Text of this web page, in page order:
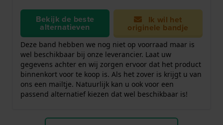
Bekijk de beste
alternatieven
Ik wil het
originele bandje
Deze band hebben we nog niet op voorraad maar is
wel beschikbaar bij onze leverancier. Laat uw
gegevens achter en wij zorgen ervoor dat het product
binnenkort voor te koop is. Als het zover is krijgt u van
ons een mailtje. Natuurlijk kan u ook voor een
passend alternatief kiezen dat wel beschikbaar is!